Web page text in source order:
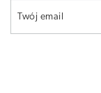
Twój email